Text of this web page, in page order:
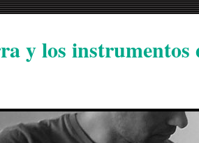
y los instrumentos